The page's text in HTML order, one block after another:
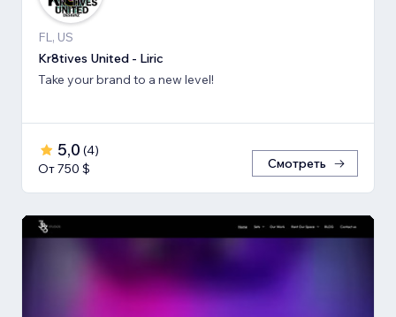
FL, US
Kr8tives United - Liric
Take your brand to a new level!
5,0 (4)
От 750 $
Смотреть